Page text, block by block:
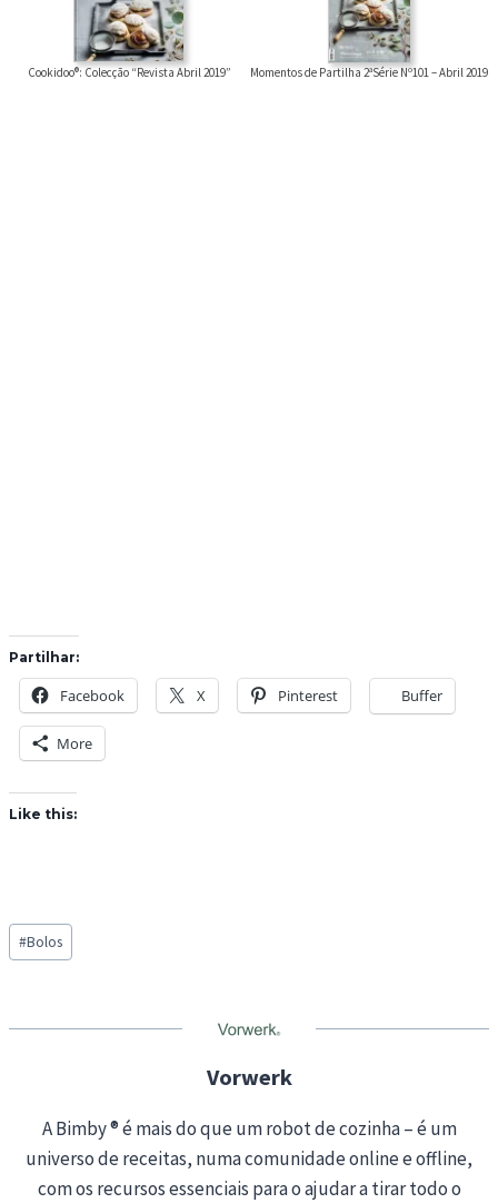
Cookidoo®: Colecção “Revista Abril 2019” Momentos de Partilha 2ªSérie Nº101 – Abril 2019
Partilhar:
Facebook X Pinterest Buffer
More
Like this:
Post
Tags:
#Bolos
Vorwerk
A Bimby ® é mais do que um robot de cozinha – é um
universo de receitas, numa comunidade online e offline,
com os recursos essenciais para o ajudar a tirar todo o